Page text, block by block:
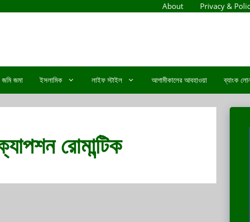
About Privacy &
জমি জমা ইসলামিক লাইফ স্টাইল আগামীকালের আবহাওয়া ব্যাংক
রোমান্টিক